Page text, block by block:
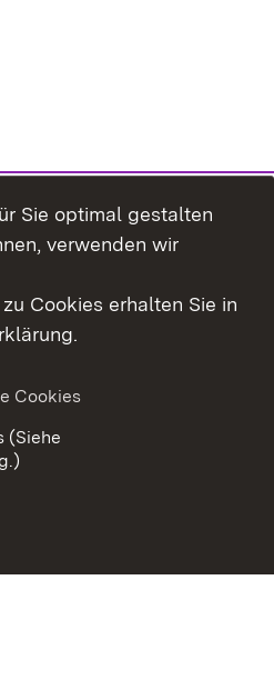
Benutzungshinweise
Sie optimal gestalten
verwenden wir
Cookies erhalten Sie in
Cookies
(Siehe